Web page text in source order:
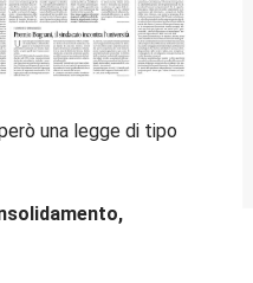
una legge di tipo